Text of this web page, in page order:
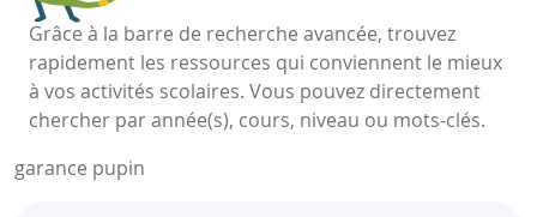
Grâce à la barre de recherche avancée, trouvez
rapidement les ressources qui conviennent le mieux
à vos activités scolaires. Vous pouvez directement
chercher par année(s), cours, niveau ou mots-clés.
garance pupin